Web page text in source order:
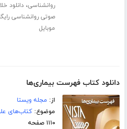
روانشناسی،دانلود
صوتی روانشناسی
موبایل
دانلود کتاب فهرست بیماری‌ها
از: مجله ویستا
موضوع:کتاب‌های
۱۱۱۰ صفحه